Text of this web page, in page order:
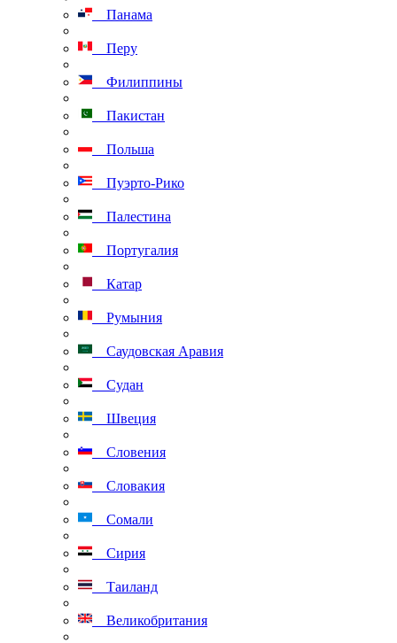
Панама
Перу
Филиппины
Пакистан
Польша
Пуэрто-Рико
Палестина
Португалия
Катар
Румыния
Саудовская Аравия
Судан
Швеция
Словения
Словакия
Сомали
Сирия
Таиланд
Великобритания